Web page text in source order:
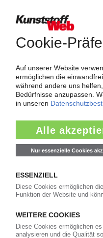
Force Majeure in der
Fragen und Antworten: Was
Themenkomplex Force
Preisentwicklung sowie Tipps
Jetzt lesen
Newsletter